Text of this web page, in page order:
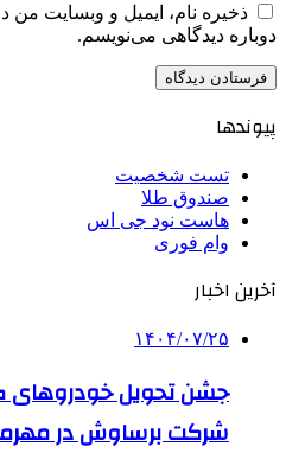
ذخیره نام، ایمیل و وبسایت من
دوباره دیدگاهی می‌نویسم.
پیوندها
تست شخصیت
صندوق طلا
هاست نود جی اس
وام فوری
آخرین اخبار
۱۴۰۴/۰۷/۲۵
جشن تحویل خودروهای
شرکت برساوش در